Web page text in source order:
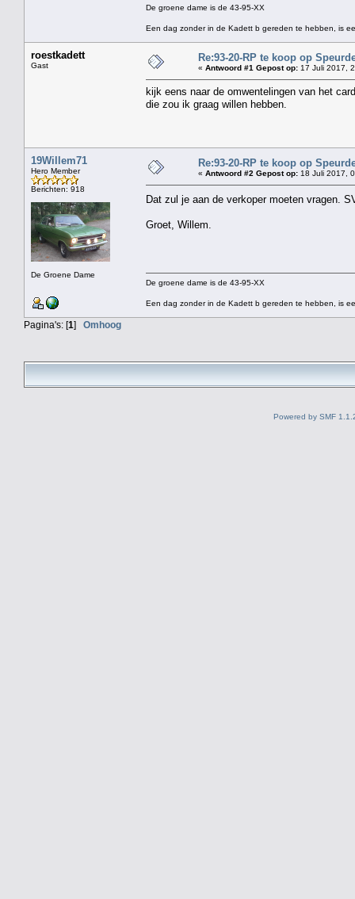
De groene dame is de 43-95-XX
Een dag zonder in de Kadett b gereden te hebben, is
roestkadett
Gast
Re:93-20-RP te koop op
« Antwoord #1 Gepost op: 17 Juli 2017,
kijk eens naar de omwentelingen van het
die zou ik graag willen hebben.
19Willem71
Hero Member
Berichten: 918
De Groene Dame
Re:93-20-RP te koop op
« Antwoord #2 Gepost op: 18 Juli 2017,
Dat zul je aan de verkoper moeten vragen.
Groet, Willem.
De groene dame is de 43-95-XX
Een dag zonder in de Kadett b gereden te hebben, is
Pagina's: [1] Omhoog
Powered by SMF